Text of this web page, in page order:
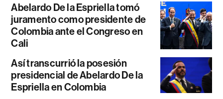
Abelardo De la Espriella tomó
juramento como presidente de
Colombia ante el Congreso en
Cali
Así transcurrió la posesión
presidencial de Abelardo De la
Espriella en Colombia